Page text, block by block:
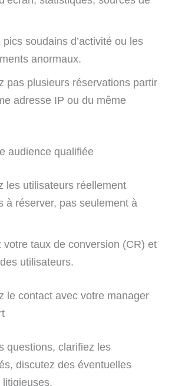
pics soudains d’activité ou les
anormaux.
pas plusieurs réservations partir
adresse IP ou du même
audience qualifiée
les utilisateurs réellement
à réserver, pas seulement à
votre taux de conversion (CR) et
utilisateurs.
le contact avec votre manager
questions, clarifiez les
discutez des éventuelles